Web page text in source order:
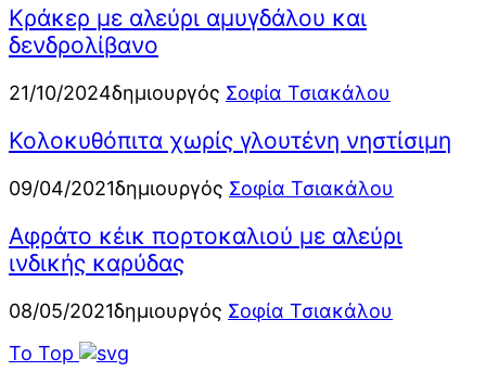
Κράκερ με αλεύρι αμυγδάλου και
δενδρολίβανο
21/10/2024δημιουργός Σοφία Τσιακάλου
Κολοκυθόπιτα χωρίς γλουτένη νηστίσιμη
09/04/2021δημιουργός Σοφία Τσιακάλου
Αφράτο κέικ πορτοκαλιού με αλεύρι
ινδικής καρύδας
08/05/2021δημιουργός Σοφία Τσιακάλου
To Top